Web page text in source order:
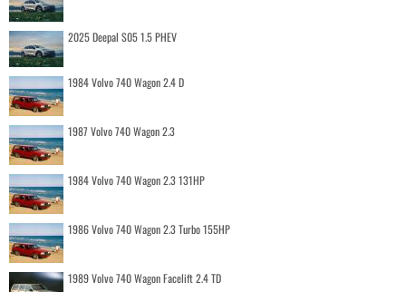
2025 Deepal S05 1.5 PHEV
1984 Volvo 740 Wagon 2.4 D
1987 Volvo 740 Wagon 2.3
1984 Volvo 740 Wagon 2.3 131HP
1986 Volvo 740 Wagon 2.3 Turbo 155HP
1989 Volvo 740 Wagon Facelift 2.4 TD